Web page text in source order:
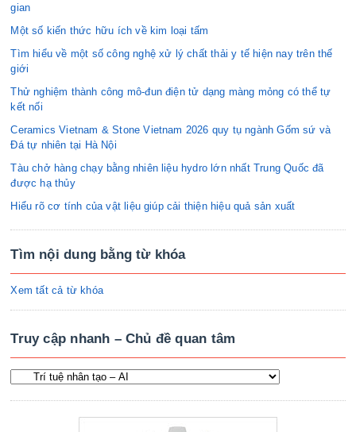
gian
Một số kiến thức hữu ích về kim loại tấm
Tìm hiểu về một số công nghệ xử lý chất thải y tế hiện nay trên thế
giới
Thử nghiệm thành công mô-đun điện tử dạng màng mỏng có thể tự
kết nối
Ceramics Vietnam & Stone Vietnam 2026 quy tụ ngành Gốm sứ và
Đá tự nhiên tại Hà Nội
Tàu chở hàng chạy bằng nhiên liệu hydro lớn nhất Trung Quốc đã
được hạ thủy
Hiểu rõ cơ tính của vật liệu giúp cải thiện hiệu quả sản xuất
Tìm nội dung bằng từ khóa
Xem tất cả từ khóa
Truy cập nhanh – Chủ đề quan tâm